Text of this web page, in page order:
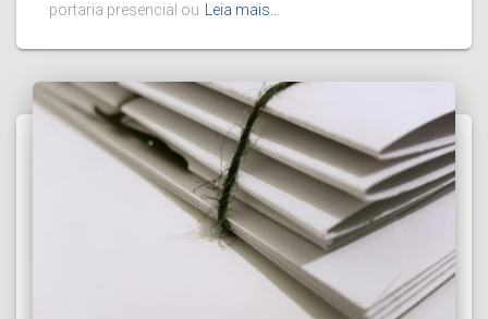
portaria presencial ou Leia mais…